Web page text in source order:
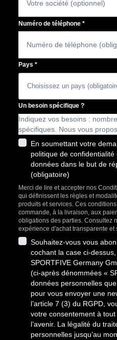
Numéro de téléphone *
Pays *
Un besoin spécifique ?
En soumettant votre
politique de
données dans le but de
(obligatoire)
Merci de lire et accepter nos
qui définissent les règles et
produits et services. Ces
commande, à la livraison, aux
obligations des parties. Consultez
expérience d'achat transparente
Souhaitez-vous vous
cochant la case ci-
SPORTFIVE Germany
(ci-après dénommées «
données personnelles
pour vous envoyer une
l’article 7 (3) du RGPD,
votre consentement à
l’avenir. La légalité du
personnelles jusqu’au